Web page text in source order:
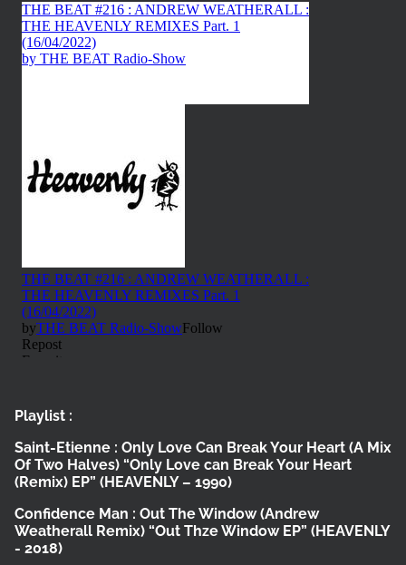
Playlist :
Saint-Etienne : Only Love Can Break Your Heart (A Mix
Of Two Halves) “Only Love can Break Your Heart
(Remix) EP” (HEAVENLY – 1990)
Confidence Man : Out The Window (Andrew
Weatherall Remix) “Out Thze Window EP” (HEAVENLY
- 2018)